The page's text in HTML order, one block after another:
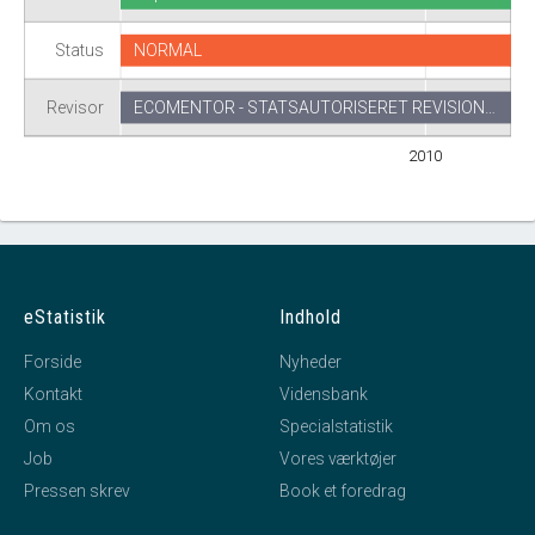
Status
Revisor
2010
NORMAL
ECOMENTOR - STATSAUTORISERET REVISION…
eStatistik
Forside
Kontakt
Om os
Job
Pressen skrev
Indhold
Nyheder
Vidensbank
Specialstatistik
Vores værktøjer
Book et foredrag